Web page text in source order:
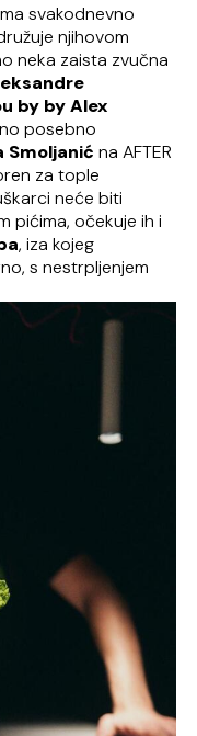
svakodnevno
njihovom
neka zaista zvučna
by by Alex
posebno
Smoljanić na AFTER
za tople
neće biti
pićima, očekuje ih i
, iza kojeg
s nestrpljenjem